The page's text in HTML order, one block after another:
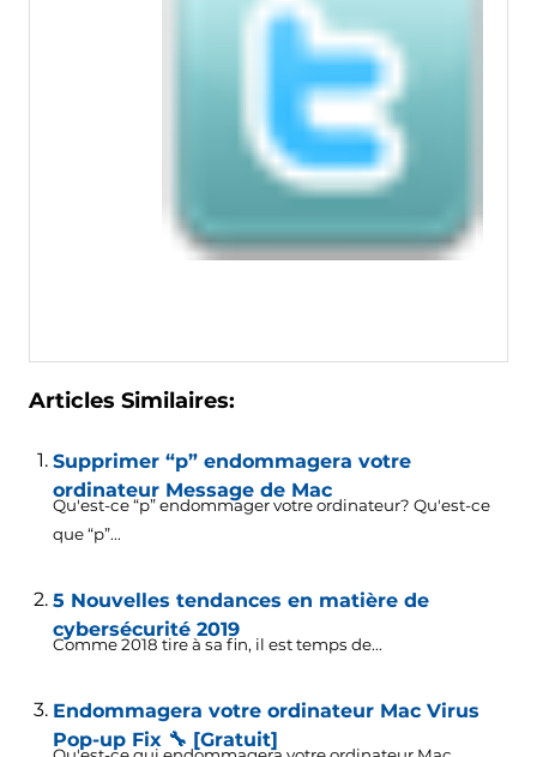
Articles Similaires:
Supprimer “p” endommagera votre
ordinateur Message de Mac
Qu'est-ce “p” endommager votre ordinateur? Qu'est-ce
que “p”...
5 Nouvelles tendances en matière de
cybersécurité 2019
Comme 2018 tire à sa fin, il est temps de...
Endommagera votre ordinateur Mac Virus
Pop-up Fix 🔧 [Gratuit]